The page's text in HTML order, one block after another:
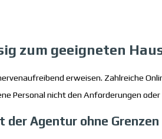
zum geeigneten
erweisen. Zahlreiche
Personal nicht den Anforderungen
der Agentur ohne Grenzen